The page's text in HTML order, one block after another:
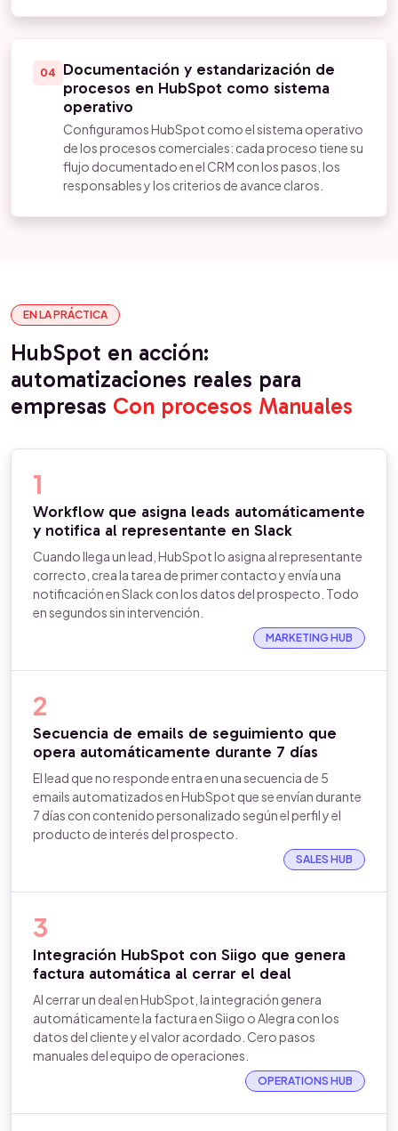
04
Documentación y estandarización de
procesos en HubSpot como sistema
operativo
Configuramos HubSpot como el sistema operativo
de los procesos comerciales: cada proceso tiene su
flujo documentado en el CRM con los pasos, los
responsables y los criterios de avance claros.
EN LA PRÁCTICA
HubSpot en acción:
automatizaciones reales para
empresas Con procesos Manuales
1
Workflow que asigna leads automáticamente
y notifica al representante en Slack
Cuando llega un lead, HubSpot lo asigna al representante
correcto, crea la tarea de primer contacto y envía una
notificación en Slack con los datos del prospecto. Todo
en segundos sin intervención.
MARKETING HUB
2
Secuencia de emails de seguimiento que
opera automáticamente durante 7 días
El lead que no responde entra en una secuencia de 5
emails automatizados en HubSpot que se envían durante
7 días con contenido personalizado según el perfil y el
producto de interés del prospecto.
SALES HUB
3
Integración HubSpot con Siigo que genera
factura automática al cerrar el deal
Al cerrar un deal en HubSpot, la integración genera
automáticamente la factura en Siigo o Alegra con los
datos del cliente y el valor acordado. Cero pasos
manuales del equipo de operaciones.
OPERATIONS HUB